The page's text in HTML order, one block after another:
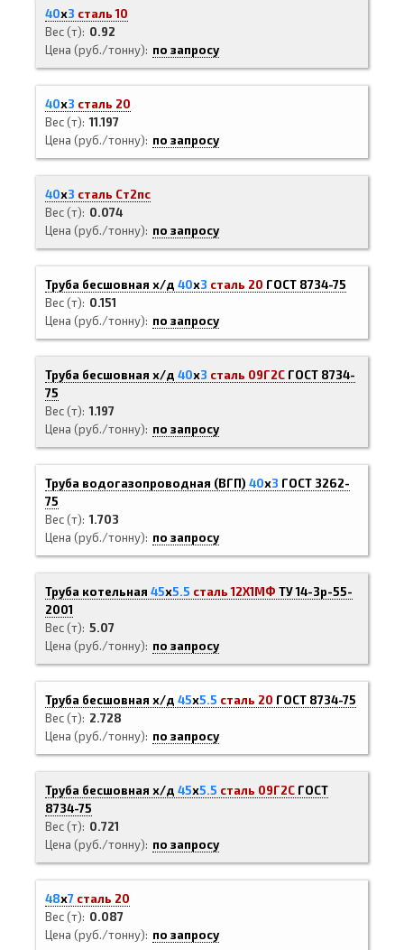
40х3 сталь 10
Вес (т)
0.92
Цена (руб./тонну)
по запросу
40х3 сталь 20
Вес (т) 11.197
Цена (руб./тонну)
по запросу
40х3 сталь Ст2пс
Вес (т)
0.074
Цена (руб./тонну)
по запросу
Труба бесшовная х/д 40х3 сталь 20 ГОСТ 8734-75
Вес (т)
0.151
Цена (руб./тонну)
по запросу
Труба бесшовная х/д 40х3 сталь 09Г2С ГОСТ 8734-
75
Вес (т) 1.197
Цена (руб./тонну)
по запросу
Труба водогазопроводная (ВГП) 40х3 ГОСТ 3262-
75
Вес (т) 1.703
Цена (руб./тонну)
по запросу
Труба котельная 45х5.5 сталь 12Х1МФ ТУ 14-3р-55-
2001
Вес (т) 5.07
Цена (руб./тонну)
по запросу
Труба бесшовная х/д 45х5.5 сталь 20 ГОСТ 8734-75
Вес (т)
2.728
Цена (руб./тонну)
по запросу
Труба бесшовная х/д 45х5.5 сталь 09Г2С ГОСТ
8734-75
Вес (т)
0.721
Цена (руб./тонну)
по запросу
48х7 сталь 20
Вес (т)
0.087
Цена (руб./тонну)
по запросу